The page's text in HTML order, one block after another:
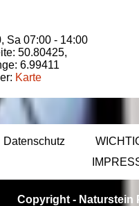
Sa 07:00 - 14:00
50.80425,
6.99411
Karte
Datenschutz
Copyright - Naturstein